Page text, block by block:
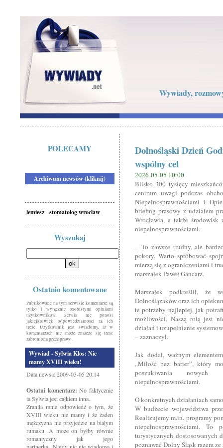
Wywiady,
POLECAMY
Archiwum newsów (kliknij)
lemiesz-stomatolog wrocław
Wyszukaj
Ostatnio komentowane
Publikowane na tym serwisie komentarze są
tylko i wyłącznie osobistymi opiniami
użytkowników. Serwis nie ponosi
jakiejkolwiek odpowiedzialności za ich
treść. Użytkownik jest świadomy, iż w
komentarzach nie może znaleźć się treść
zabroniona przez prawo.
Wywiad - Sylwia Kłos: Nie
mamy XVIII wieku!
Data newsa: 2009-03-05 20:14
Ostatni komentarz: No faktycznie
ta Sylwia jest całkiem inna.
Zraniła mnie odpowiedź o tym, że
XVIII wieku nie mamy i że żaden
mężczyzna nie przyjedzie na białym
rumaku. A może on byłby równie
romantyczny jak jego
Dolnośląski Dzień
wspólny cel
2026-05-05 10:00
Blisko 300 tysięcy
centrum uwagi podczas
Niepełnosprawnościami i
briefing prasowy z udziałem
Wrocławia, a także
niepełnosprawnościami.
– To zawsze trudny, ale
pokory. Warto spróbować
mierzą się z ograniczeniami i
marszałek Paweł Gancarz.
Marszałek podkreślił, że
Dolnoślązaków oraz ich
te potrzeby najlepiej, jak
możliwości. Naszą rolą jest
działań i uzupełnianie
– zaznaczył.
Jak dodał, ważnym
„Miłość bez barier”, który
poszukiwania
niepełnosprawnościami.
O konkretnych działaniach
W budżecie województwa
Realizujemy m.in. programy
niepełnosprawnościami.
turystycznych dostosowanych
poznawać Dolny Śląsk razem